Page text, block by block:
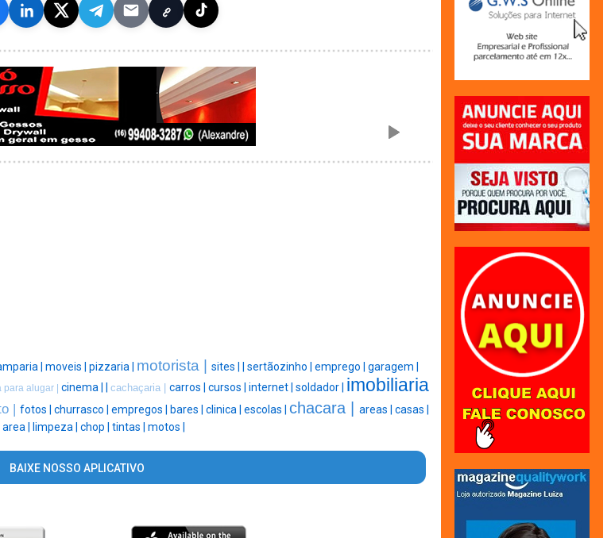
| moveis | pizzaria | motorista | sites | sertãozinho | emprego | garagem |
para alugar | cinema | cachaçaria | carros | cursos | internet | soldador | imobiliaria
| fotos | churrasco | empregos | bares | clinica | escolas | chacara | areas | casas |
area | limpeza | chop | tintas | motos |
BAIXE NOSSO APLICATIVO